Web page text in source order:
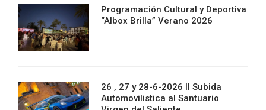
Programación Cultural y Deportiva
“Albox Brilla” Verano 2026
26 , 27 y 28-6-2026 II Subida
Automovilistica al Santuario